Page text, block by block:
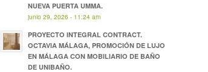
NUEVA PUERTA UMMA.
junio 29, 2026 - 11:24 am
PROYECTO INTEGRAL CONTRACT.
OCTAVIA MÁLAGA, PROMOCIÓN DE LUJO
EN MÁLAGA CON MOBILIARIO DE BAÑO
DE UNIBAÑO.